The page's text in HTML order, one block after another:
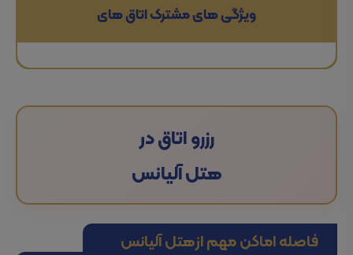
ویژگی های مشترک اتاق های
رزرو اتاق در
هتل آلیانس
فاصله اماکن مهم ازهتل آلیانس